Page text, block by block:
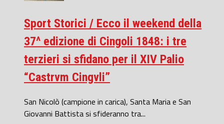
Sport Storici / Ecco il weekend della
37^ edizione di Cingoli 1848: i tre
terzieri si sfidano per il XIV Palio
“Castrvm Cingvli”
San Nicolò (campione in carica), Santa Maria e San
Giovanni Battista si sfideranno tra...